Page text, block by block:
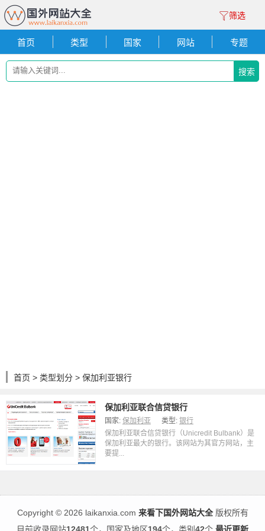
筛选
首页 类型 国家 网站 专题
搜索
首页 > 类型划分 > 保加利亚银行
保加利亚联合信贷银行
国家: 保加利亚 类型: 银行
保加利亚联合信贷银行（Unicredit Bulbank）是
保加利亚最大的银行。该网站为其官方网站，主
要提...
Copyright ©2026 laikanxia.com 来看下国外网站大全版权所有